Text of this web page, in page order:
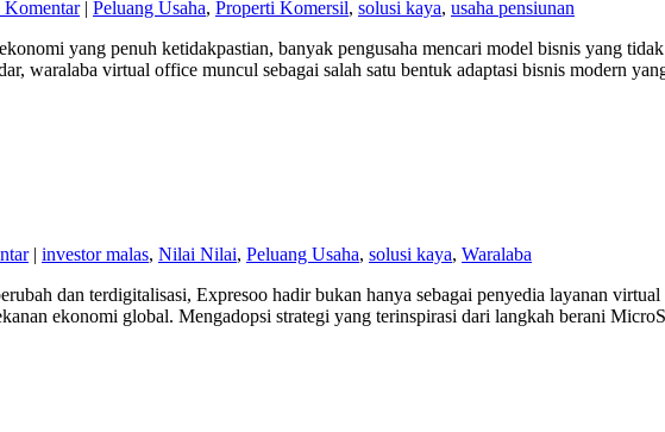
| Peluang Usaha, Properti Komersil, solusi kaya, usaha pensiunan
yang penuh ketidakpastian, banyak pengusaha mencari model bisnis yang
waralaba virtual office muncul sebagai salah satu bentuk adaptasi bisnis modern
| investor malas, Nilai Nilai, Peluang Usaha, solusi kaya, Waralaba
dan terdigitalisasi, Expresoo hadir bukan hanya sebagai penyedia layanan
ekonomi global. Mengadopsi strategi yang terinspirasi dari langkah berani